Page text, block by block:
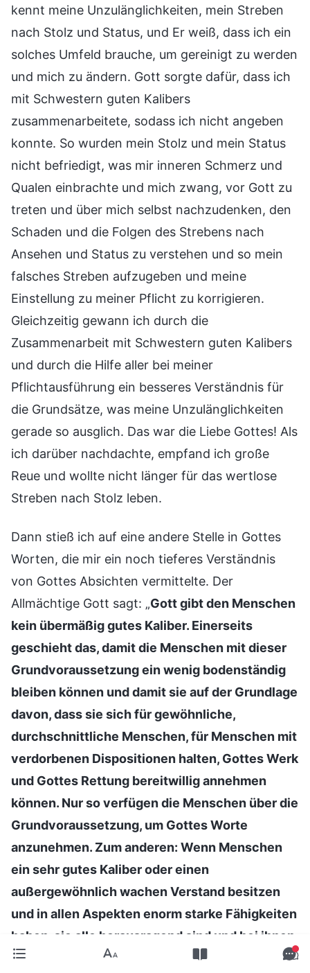
kennt meine Unzulänglichkeiten, mein Streben
nach Stolz und Status, und Er weiß, dass ich ein
solches Umfeld brauche, um gereinigt zu werden
und mich zu ändern. Gott sorgte dafür, dass ich
mit Schwestern guten Kalibers
zusammenarbeitete, sodass ich nicht angeben
konnte. So wurden mein Stolz und mein Status
nicht befriedigt, was mir inneren Schmerz und
Qualen einbrachte und mich zwang, vor Gott zu
treten und über mich selbst nachzudenken, den
Schaden und die Folgen des Strebens nach
Ansehen und Status zu verstehen und so mein
falsches Streben aufzugeben und meine
Einstellung zu meiner Pflicht zu korrigieren.
Gleichzeitig gewann ich durch die
Zusammenarbeit mit Schwestern guten Kalibers
und durch die Hilfe aller bei meiner
Pflichtausführung ein besseres Verständnis für
die Grundsätze, was meine Unzulänglichkeiten
gerade so ausglich. Das war die Liebe Gottes! Als
ich darüber nachdachte, empfand ich große
Reue und wollte nicht länger für das wertlose
Streben nach Stolz leben.
Dann stieß ich auf eine andere Stelle in Gottes
Worten, die mir ein noch tieferes Verständnis
von Gottes Absichten vermittelte. Der
Allmächtige Gott sagt: „Gott gibt den Menschen
kein übermäßig gutes Kaliber. Einerseits
geschieht das, damit die Menschen mit dieser
Grundvoraussetzung ein wenig bodenständig
bleiben können und damit sie auf der Grundlage
davon, dass sie sich für gewöhnliche,
durchschnittliche Menschen, für Menschen mit
verdorbenen Dispositionen halten, Gottes Werk
und Gottes Rettung bereitwillig annehmen
können. Nur so verfügen die Menschen über die
Grundvoraussetzung, um Gottes Worte
anzunehmen. Zum anderen: Wenn Menschen
ein sehr gutes Kaliber oder einen
außergewöhnlich wachen Verstand besitzen
und in allen Aspekten enorm starke Fähigkeiten
haben, sie alle herausragend sind und bei ihnen
in der Welt alles reibungslos läuft – sie